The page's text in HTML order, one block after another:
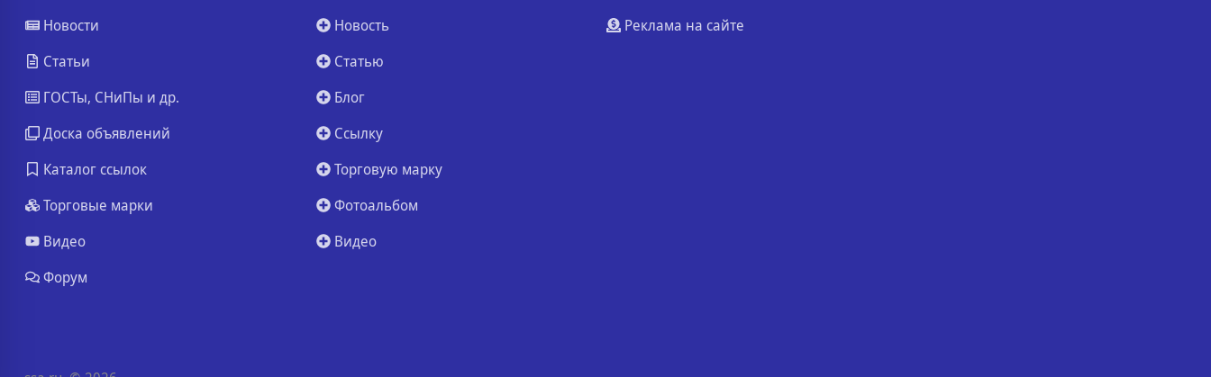
Новости
Статьи
ГОСТы, СНиПы и др.
Доска объявлений
Каталог ссылок
Торговые марки
Видео
Форум
Новость
Статью
Блог
Ссылку
Торговую марку
Фотоальбом
Видео
Реклама на сайте